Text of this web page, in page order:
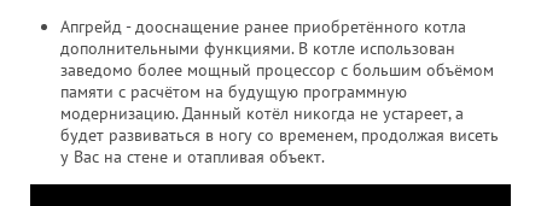
Апгрейд - дооснащение ранее приобретённого котла
дополнительными функциями. В котле использован
заведомо более мощный процессор с большим объёмом
памяти с расчётом на будущую программную
модернизацию. Данный котёл никогда не устареет, а
будет развиваться в ногу со временем, продолжая висеть
у Вас на стене и отапливая объект.